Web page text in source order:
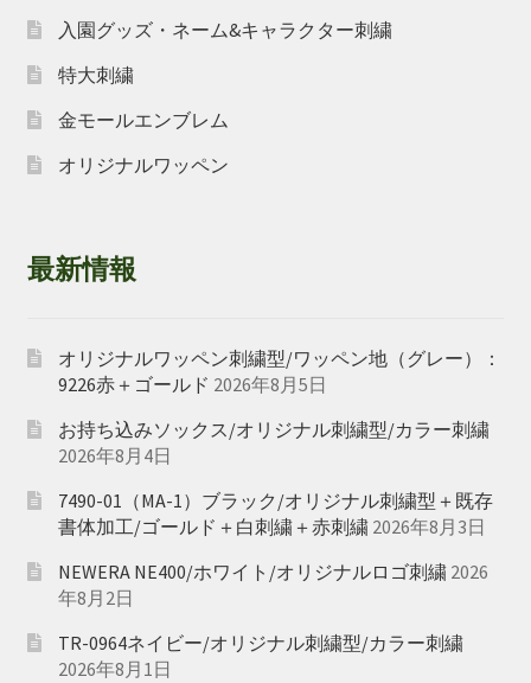
入園グッズ・ネーム&キャラクター刺繍
特大刺繍
金モールエンブレム
オリジナルワッペン
最新情報
オリジナルワッペン刺繍型/ワッペン地（グレー）：
9226赤＋ゴールド 2026年8月5日
お持ち込みソックス/オリジナル刺繍型/カラー刺繍
2026年8月4日
7490-01（MA-1）ブラック/オリジナル刺繍型＋既存
書体加工/ゴールド＋白刺繍＋赤刺繍 2026年8月3日
NEWERA NE400/ホワイト/オリジナルロゴ刺繍 2026
年8月2日
TR-0964ネイビー/オリジナル刺繍型/カラー刺繍
2026年8月1日